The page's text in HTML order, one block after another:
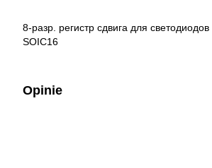
8-разр. регистр сдвига для
SOIC16
Opinie